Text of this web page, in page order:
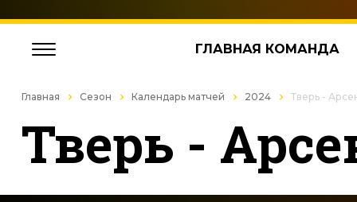
ГЛАВНАЯ КОМАНДА
Главная Сезон Календарь матчей 2024 Тверь -
Тверь -